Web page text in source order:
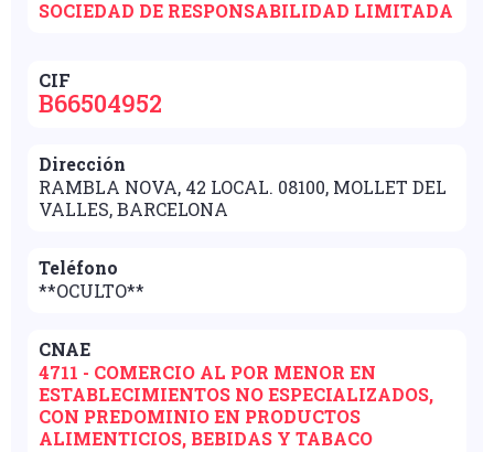
SOCIEDAD DE RESPONSABILIDAD LIMITADA
CIF
B66504952
Dirección
RAMBLA NOVA, 42 LOCAL. 08100, MOLLET DEL
VALLES, BARCELONA
Teléfono
**OCULTO**
CNAE
4711 - COMERCIO AL POR MENOR EN
ESTABLECIMIENTOS NO ESPECIALIZADOS,
CON PREDOMINIO EN PRODUCTOS
ALIMENTICIOS, BEBIDAS Y TABACO